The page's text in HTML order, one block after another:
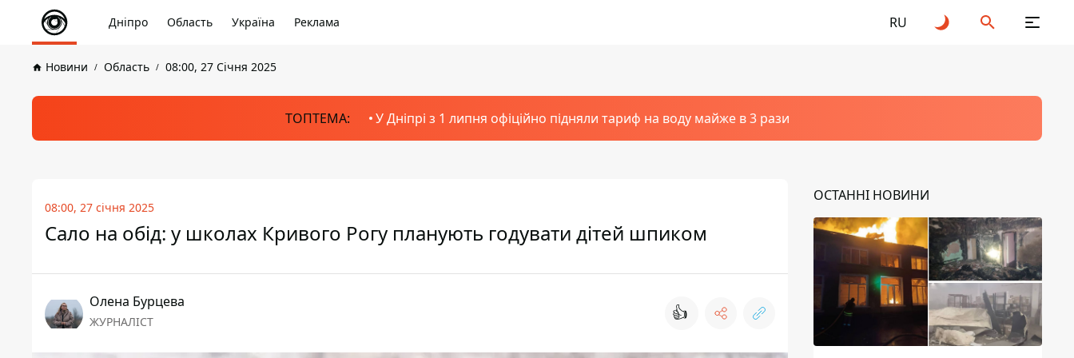
Дніпро Область Україна Реклама RU
Новини Область 08:00, 27 Січня 2025
ТОПТЕМА: У Дніпрі з 1 липня офіційно підняли тариф на воду майже в 3 рази
08:00, 27 січня 2025
Сало на обід: у школах Кривого Рогу планують годувати дітей шпиком
Олена Бурцева
ЖУРНАЛІСТ 👍
ОСТАННІ НОВИНИ